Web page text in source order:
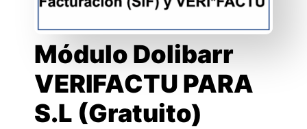
Módulo Dolibarr
VERIFACTU PARA
S.L (Gratuito)